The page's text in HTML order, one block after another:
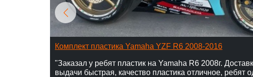
Комплект пластика Yamaha YZF R6 2008-2016
"Заказал у ребят пластик на Yamaha R6 2008г.
выдачи быстрая, качество пластика отличное, ребят